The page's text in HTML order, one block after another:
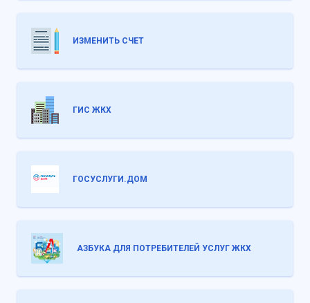
ИЗМЕНИТЬ СЧЕТ
ГИС ЖКХ
ГОСУСЛУГИ.ДОМ
АЗБУКА ДЛЯ ПОТРЕБИТЕЛЕЙ УСЛУГ ЖКХ